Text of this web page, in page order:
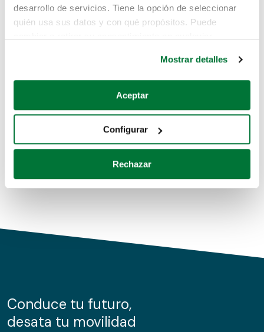
desarrollo de servicios. Tiene la opción de seleccionar
quién usa sus datos y con qué propósitos. Puede
Si lo permite, también quisiéramos:
Recopilar información sobre su ubicación geográfica
Identificar su dispositivo analizándolo activamente
para buscar características específicas (huellas
Obtenga más información sobre cómo se procesan sus
de cookies.
información sobre el uso que haga del sitio web con
nuestros partners de redes sociales, publicidad y análisis
Mostrar detalles
Aceptar
Configurar
Rechazar
Pero puedes encontrar el coche que estás
buscando en alguno de estos enlaces:
Coches de segunda mano
Coches de km0
Conduce tu futuro,
desata tu movilidad